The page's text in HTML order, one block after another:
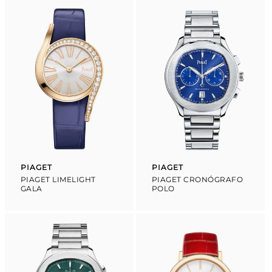
Proveedor:
PIAGET
PIAGET LIMELIGHT
GALA
Proveedor:
PIAGET
PIAGET CRONÓGRAFO
POLO